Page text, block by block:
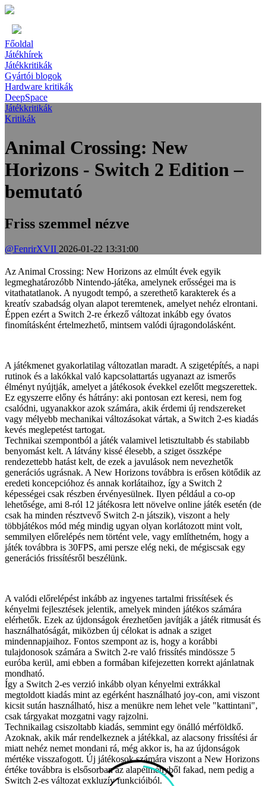
Főoldal
Játékhírek
Játékkritikák
Gyártói blogok
Hardware kritikák
DeepSpace
Játékkritikák
Kritikák
Animal Crossing: New
Horizons - Switch 2 Edition –
bemutató
Friss szemmel nézve
@FenrirXVII 2026-01-22 13:31:00
Az Animal Crossing: New Horizons az elmúlt évek egyik
legmeghatározóbb Nintendo-játéka, amelynek erősségei ma is
vitathatatlanok. A nyugodt tempó, a szerethető karakterek és a
kreatív szabadság olyan alapot teremtenek, amelyet nehéz elrontani.
Éppen ezért a Switch 2-re érkező változat inkább egy óvatos
finomításként értelmezhető, mintsem valódi újragondolásként.
A játékmenet gyakorlatilag változatlan maradt. A szigetépítés, a napi
rutinok és a lakókkal való kapcsolattartás ugyanazt az ismerős
élményt nyújtják, amelyet a játékosok évekkel ezelőtt megszerettek.
Ez egyszerre előny és hátrány: aki pontosan ezt keresi, nem fog
csalódni, ugyanakkor azok számára, akik érdemi új rendszereket
vagy mélyebb mechanikai változásokat vártak, a Switch 2-es kiadás
kevés meglepetést tartogat.
Technikai szempontból a játék valamivel letisztultabb és stabilabb
benyomást kelt. A látvány kissé élesebb, a sziget összképe
rendezettebb hatást kelt, de ezek a javulások nem nevezhetők
generációs ugrásnak. A New Horizons továbbra is erősen kötődik az
eredeti koncepcióhoz és annak korlátaihoz, így a Switch 2
képességei csak részben érvényesülnek. Ilyen például a co-op
lehetősége, ami 8-ról 12 játékosra lett növelve online játék esetén (de
csak ha minden résztvevő Switch 2-n játszik), viszont a hely
többjátékos mód még mindig ugyan olyan korlátozott mint volt,
semmilyen előrelépés nem történt vele, vagy említhetném, hogy a
játék továbbra is 30FPS, ami persze elég neki, de mégiscsak egy
generációs frissítésről beszélünk.
A valódi előrelépést inkább az ingyenes tartalmi frissítések és
kényelmi fejlesztések jelentik, amelyek minden játékos számára
elérhetők. Ezek az újdonságok érezhetően javítják a játék ritmusát és
használhatóságát, miközben új célokat is adnak a sziget
mindennapjaihoz. Fontos szempont az is, hogy a korábbi
tulajdonosok számára a Switch 2-re való frissítés mindössze 5
euróba kerül, ami ebben a formában kifejezetten korrekt ajánlatnak
mondható.
Így a Switch 2-es verzió inkább olyan kényelmi extrákkal
megtoldott kiadás mint az egérként használható joy-con, ami viszont
kicsit sután használható, hisz a menükre nem lehet vele "kattintani",
csak tárgyakat mozgatni vagy rajzolni.
Technikailag csiszoltabb kiadás, semmint egy önálló mérföldkő.
Azoknak, akik már rendelkeznek a játékkal, az alacsony frissítési ár
miatt nehéz nemet mondani rá, még akkor is, ha az újdonságok
mértéke visszafogott. Új játékosok számára viszont a New Horizons
értéke továbbra is elsősorban az alapélményből fakad, nem pedig a
Switch 2-es változat exkluzív funkcióiból.